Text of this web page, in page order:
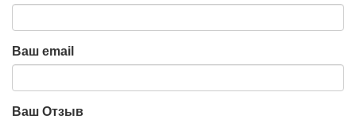
Ваш email
Ваш Отзыв